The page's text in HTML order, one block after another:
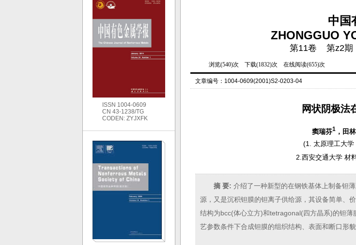
中国
ZHONGGUO
第11卷 第z2
文章编号： 1004-0609(2001)S2-0203-04
网状阴极法
窦瑞芬1，田
(1. 太原理工大学
2.西安交通大学 材
摘 要: 介绍了一种新型的在钢铁基体上制备钽
源，又是沉积钽膜的钽离子供给源，其设备简单、
结构为bcc(体心立方)和tetragonal(四方晶系)的钽
艺参数条件下合成钽膜的组织结构、表面和断口形貌
ISSN 1004-0609
CN 43-1238/TG
CODEN: ZYJXFK